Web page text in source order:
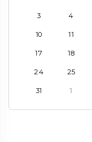
3 4
10 11
17 18
24 25
31 1